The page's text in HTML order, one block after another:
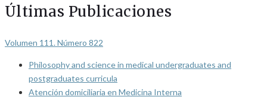
Últimas Publicaciones
Volumen 111. Número 822
Philosophy and science in medical undergraduates and
postgraduates curricula
Atención domiciliaria en Medicina Interna